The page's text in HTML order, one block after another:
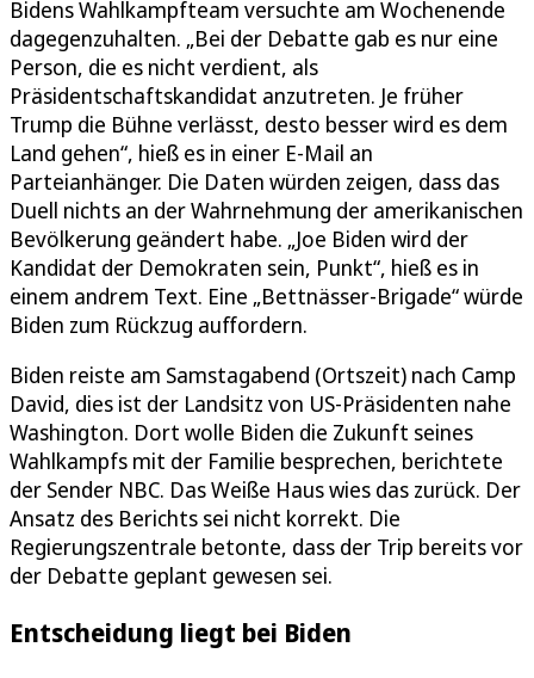
Bidens Wahlkampfteam versuchte am Wochenende
dagegenzuhalten. „Bei der Debatte gab es nur eine
Person, die es nicht verdient, als
Präsidentschaftskandidat anzutreten. Je früher
Trump die Bühne verlässt, desto besser wird es dem
Land gehen“, hieß es in einer E-Mail an
Parteianhänger. Die Daten würden zeigen, dass das
Duell nichts an der Wahrnehmung der amerikanischen
Bevölkerung geändert habe. „Joe Biden wird der
Kandidat der Demokraten sein, Punkt“, hieß es in
einem andrem Text. Eine „Bettnässer-Brigade“ würde
Biden zum Rückzug auffordern.
Biden reiste am Samstagabend (Ortszeit) nach Camp
David, dies ist der Landsitz von US-Präsidenten nahe
Washington. Dort wolle Biden die Zukunft seines
Wahlkampfs mit der Familie besprechen, berichtete
der Sender NBC. Das Weiße Haus wies das zurück. Der
Ansatz des Berichts sei nicht korrekt. Die
Regierungszentrale betonte, dass der Trip bereits vor
der Debatte geplant gewesen sei.
Entscheidung liegt bei Biden